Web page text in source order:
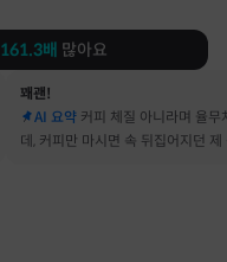
161.3배 많아요
꽤괜!
AI 요약 커피 체질 아니라며 율무
데, 커피만 마시면 속 뒤집어지던 제